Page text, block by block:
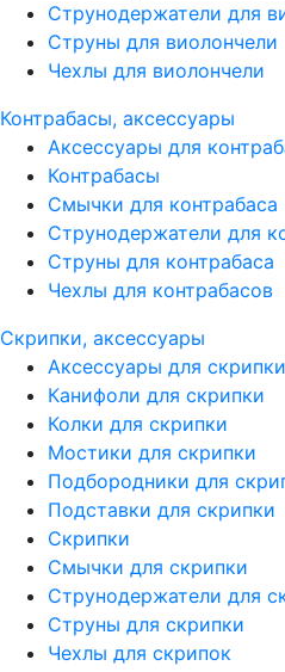
Струнодержатели для
Струны для виолончели
Чехлы для виолончели
Контрабасы, аксессуары
Аксессуары для
Контрабасы
Смычки для контрабаса
Струнодержатели для
Струны для контрабаса
Чехлы для контрабасов
Скрипки, аксессуары
Аксессуары для скрипки
Канифоли для скрипки
Колки для скрипки
Мостики для скрипки
Подбородники для
Подставки для скрипки
Скрипки
Смычки для скрипки
Струнодержатели для
Струны для скрипки
Чехлы для скрипок